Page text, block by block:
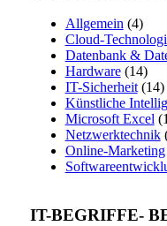
Allgemein (4)
Cloud-
Datenbank &
Hardware(14)
IT-Sicherheit(14)
Künstliche
Microsoft Excel
Netzwerktechnik
Online-Marketing
IT-BEGRIFFE-